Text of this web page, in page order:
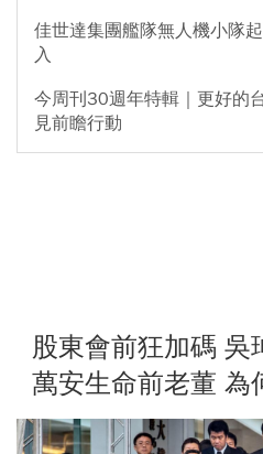
佳世達集團艦隊無人機小隊
入
今周刊30週年特輯｜更好的
見前瞻行動
股東會前狂加碼
萬安生命前老董 為